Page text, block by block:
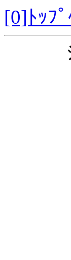
[0]ﾄｯﾌ